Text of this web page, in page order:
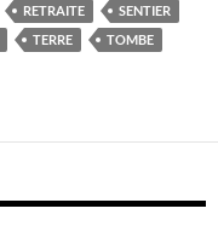
RETRAITE
SENTIER
TERRE
TOMBE